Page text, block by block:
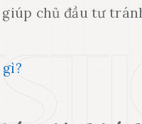
chủ đầu tư